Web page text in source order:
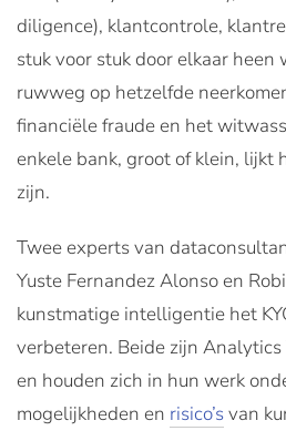
diligence), klantcontrole,
stuk voor stuk door elkaar heen
ruwweg op hetzelfde
financiële fraude en het
enkele bank, groot of klein, lijkt
zijn.
Twee experts van
Yuste Fernandez Alonso en
kunstmatige intelligentie het
verbeteren. Beide zijn
en houden zich in hun werk
mogelijkheden en risico’svan